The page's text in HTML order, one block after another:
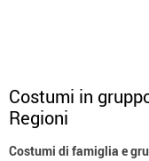
Costumi in
Regioni
Costumi di famiglia e